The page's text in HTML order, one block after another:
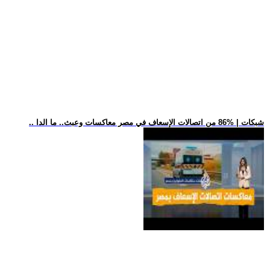
.. شبكات | %86 من اتصالات الإسعاف في مصر معاكسات وعبث.. ما الدا